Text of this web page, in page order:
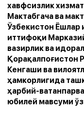
хавфсизлик
Мактабгача ва
Ўзбекистон Ёшлар
иттифоқи
вазирлик ва
Қорақалпоғистон
Кенгаши ва
ҳамкорлигида
ҳарбий-
юбилей мавсуми